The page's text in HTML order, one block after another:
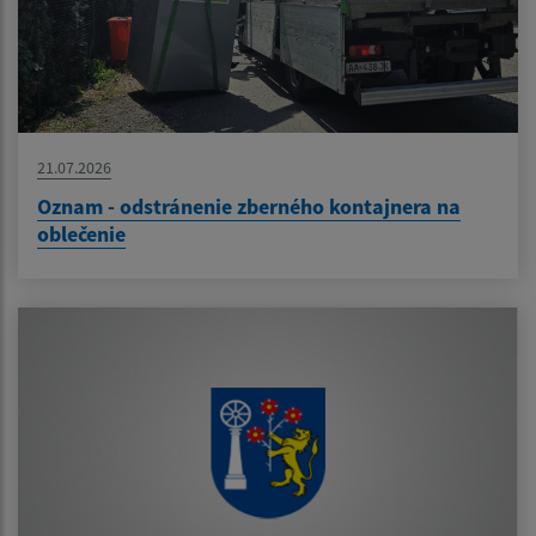
21.07.2026
Oznam - odstránenie zberného kontajnera na
oblečenie